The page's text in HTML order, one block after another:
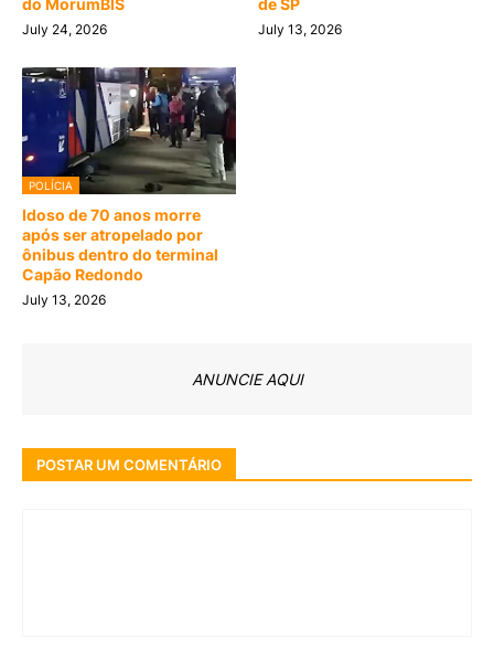
do MorumBIS
July 24, 2026
de SP
July 13, 2026
POLÍCIA
Idoso de 70 anos morre
após ser atropelado por
ônibus dentro do terminal
Capão Redondo
July 13, 2026
ANUNCIE AQUI
POSTAR UM COMENTÁRIO